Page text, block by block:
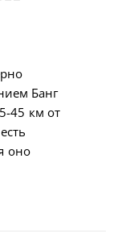
Банг
45 км от
оно